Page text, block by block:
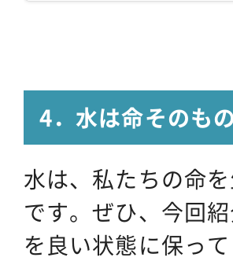
4．水は命そのもの
水は、私たちの命
です。ぜひ、今回
を良い状態に保って